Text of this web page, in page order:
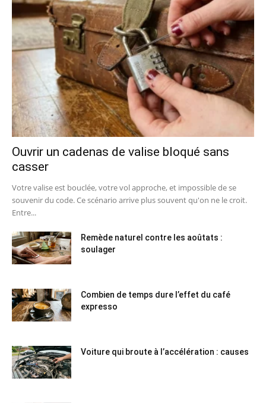
Ouvrir un cadenas de valise bloqué sans
casser
Votre valise est bouclée, votre vol approche, et impossible de se
souvenir du code. Ce scénario arrive plus souvent qu'on ne le croit.
Entre...
Remède naturel contre les aoûtats :
soulager
Combien de temps dure l’effet du café
expresso
Voiture qui broute à l’accélération : causes